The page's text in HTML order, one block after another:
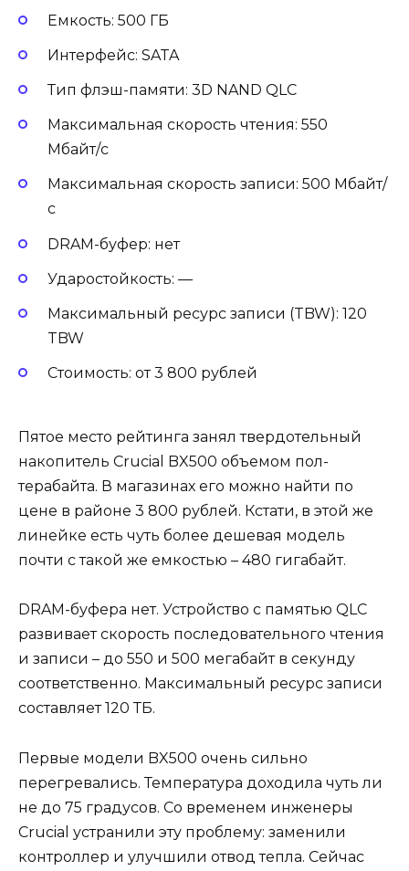
Емкость: 500 ГБ
Интерфейс: SATA
Тип флэш-памяти: 3D NAND QLC
Максимальная скорость чтения: 550
Мбайт/c
Максимальная скорость записи: 500 Мбайт/
с
DRAM-буфер: нет
Ударостойкость: —
Максимальный ресурс записи (TBW): 120
TBW
Стоимость: от 3 800 рублей
Пятое место рейтинга занял твердотельный
накопитель Crucial BX500 объемом пол-
терабайта. В магазинах его можно найти по
цене в районе 3 800 рублей. Кстати, в этой же
линейке есть чуть более дешевая модель
почти с такой же емкостью – 480 гигабайт.
DRAM-буфера нет. Устройство с памятью QLC
развивает скорость последовательного чтения
и записи – до 550 и 500 мегабайт в секунду
соответственно. Максимальный ресурс записи
составляет 120 ТБ.
Первые модели BX500 очень сильно
перегревались. Температура доходила чуть ли
не до 75 градусов. Со временем инженеры
Crucial устранили эту проблему: заменили
контроллер и улучшили отвод тепла. Сейчас